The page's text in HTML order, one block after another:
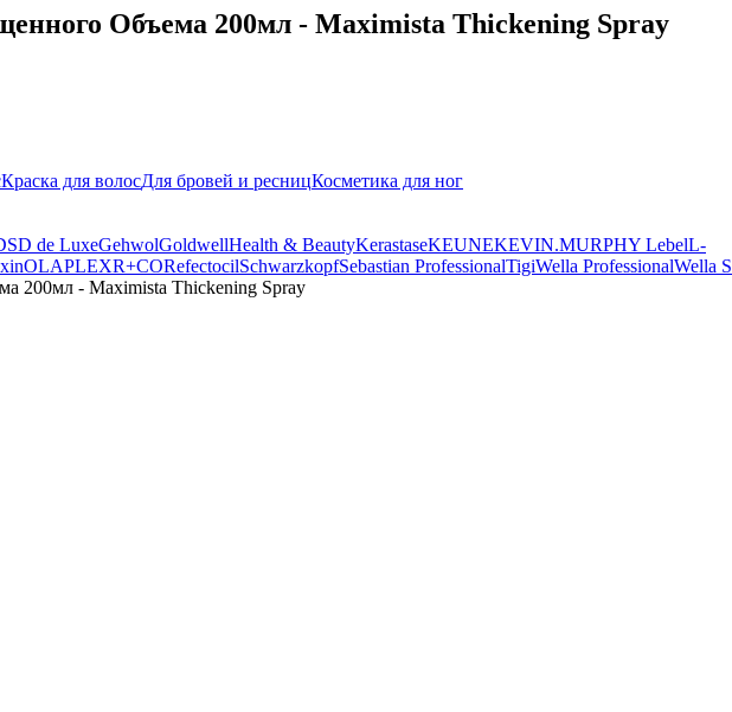
Объема 200мл - Maximista Thickening Spray
Краска для волосДля бровей и ресницКосметика для ног
de LuxeGehwolGoldwellHealth & BeautyKerastaseKEUNEKEVIN.MURPHY LebelL-
OLAPLEXR+CORefectocilSchwarzkopfSebastian ProfessionalTigiWella ProfessionalWella
200мл - Maximista Thickening Spray